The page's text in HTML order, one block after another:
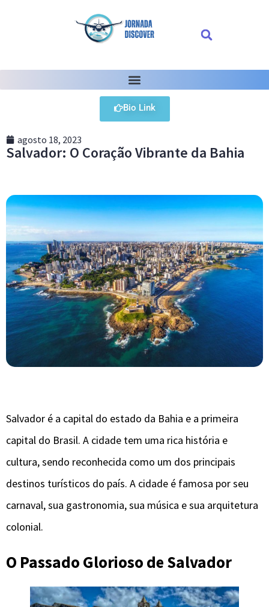
Bio Link
agosto 18, 2023
Salvador: O Coração Vibrante da Bahia
Salvador é a capital do estado da Bahia e a primeira
capital do Brasil. A cidade tem uma rica história e
cultura, sendo reconhecida como um dos principais
destinos turísticos do país. A cidade é famosa por seu
carnaval, sua gastronomia, sua música e sua arquitetura
colonial.
O Passado Glorioso de Salvador